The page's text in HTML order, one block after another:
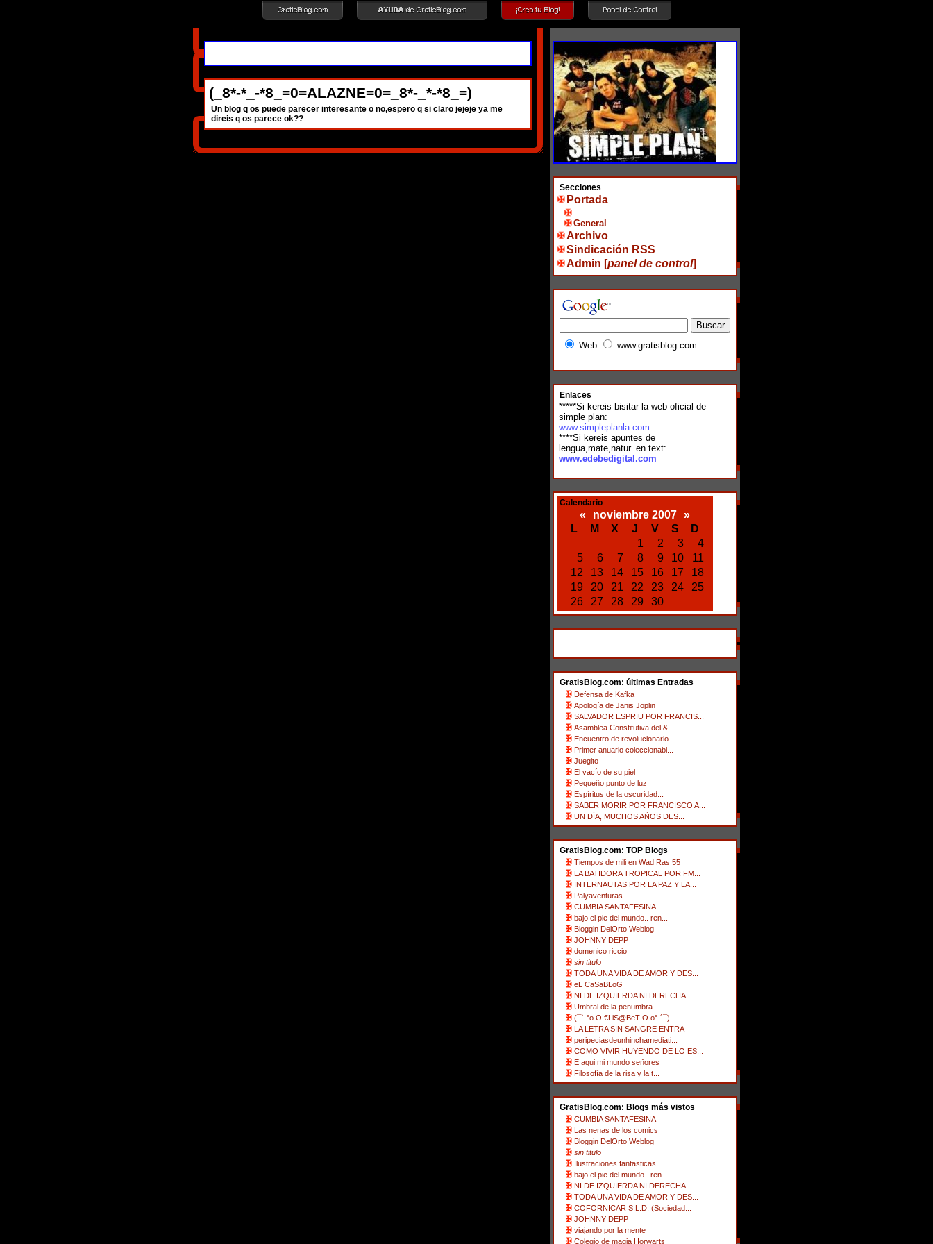
(_8*-*_-*8_=0=ALAZNE=0=_8*-_*-*8_=)
Un blog q os puede parecer interesante o no,espero q si claro jejeje ya me
direis q os parece ok??
Secciones
Portada
General
Archivo
Sindicación RSS
Admin [panel de control]
Web www.gratisblog.com
Enlaces
*****Si kereis bisitar la web oficial de
simple plan:
www.simpleplanla.com
****Si kereis apuntes de
lengua,mate,natur..en text:
www.edebedigital.com
Calendario
« noviembre 2007
»
L
M X J V S
D
1
2 3
4
5
6 7 8 9 10
11
12
13 14 15 16 17
18
19
20 21 22 23 24
25
26
27 28 29 30
GratisBlog.com: últimas Entradas
Defensa de Kafka
Apología de Janis Joplin
SALVADOR ESPRIU POR FRANCIS...
Asamblea Constitutiva del &...
Encuentro de revolucionario...
Primer anuario coleccionabl...
Juegito
El vacío de su piel
Pequeño punto de luz
Espíritus de la oscuridad...
SABER MORIR POR FRANCISCO A...
UN DÍA, MUCHOS AÑOS DES...
GratisBlog.com: TOP Blogs
Tiempos de mili en Wad Ras 55
LA BATIDORA TROPICAL POR FM...
INTERNAUTAS POR LA PAZ Y LA...
Palyaventuras
CUMBIA SANTAFESINA
bajo el pie del mundo.. ren...
Bloggin DelOrto Weblog
JOHNNY DEPP
domenico riccio
sin titulo
TODA UNA VIDA DE AMOR Y DES...
eL CaSaBLoG
NI DE IZQUIERDA NI DERECHA
Umbral de la penumbra
(¯`-°o.O €LiS@BeT O.o°-´¯)
LA LETRA SIN SANGRE ENTRA
peripeciasdeunhinchamediati...
COMO VIVIR HUYENDO DE LO ES...
E aqui mi mundo señores
Filosofía de la risa y la t...
GratisBlog.com: Blogs más vistos
CUMBIA SANTAFESINA
Las nenas de los comics
Bloggin DelOrto Weblog
sin titulo
Ilustraciones fantasticas
bajo el pie del mundo.. ren...
NI DE IZQUIERDA NI DERECHA
TODA UNA VIDA DE AMOR Y DES...
COFORNICAR S.L.D. (Sociedad...
JOHNNY DEPP
viajando por la mente
Colegio de magia Horwarts